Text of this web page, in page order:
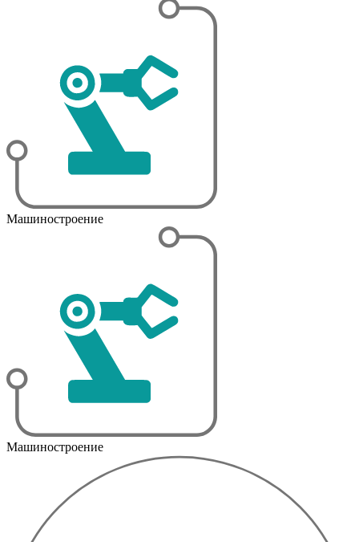
Машиностроение
Машиностроение